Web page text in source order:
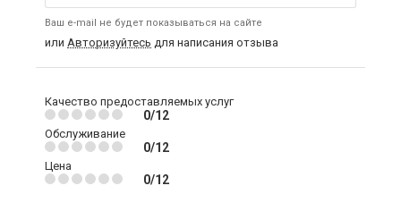
Ваш e-mail не будет показываться на сайте
или Авторизуйтесь для написания отзыва
Качество предоставляемых услуг
0/12
Обслуживание
0/12
Цена
0/12